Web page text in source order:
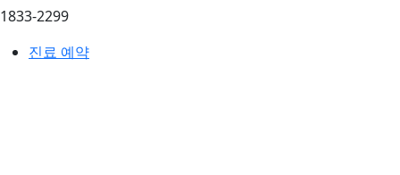
1833-2299
진료 예약